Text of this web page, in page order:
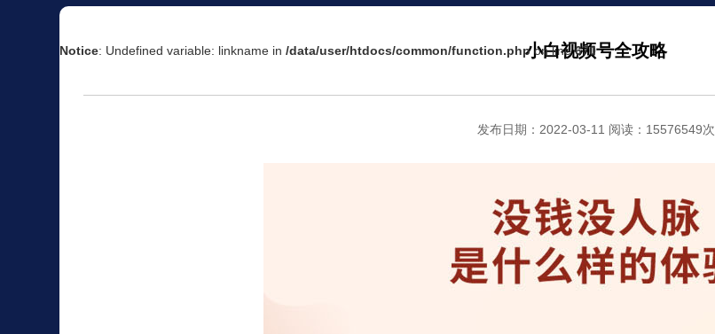
Notice: Undefined variable: linkname in/data/user/htdocs/common/function.phpon line670
小白视频号全攻略
发布日期：2022-03-11 阅读：15576549次